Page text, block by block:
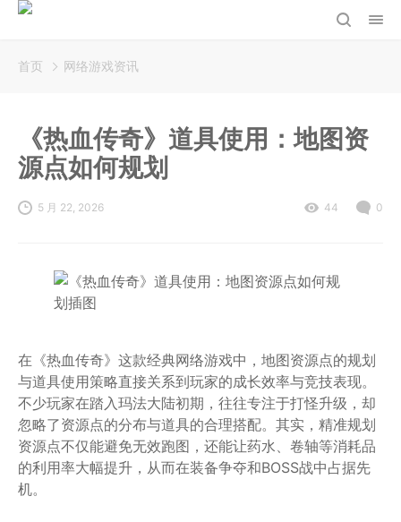
首页 网络游戏资讯
《热血传奇》道具使用：地图资
源点如何规划
5 月 22, 2026 44 0
在《热血传奇》这款经典网络游戏中，地图资源点的规划
与道具使用策略直接关系到玩家的成长效率与竞技表现。
不少玩家在踏入玛法大陆初期，往往专注于打怪升级，却
忽略了资源点的分布与道具的合理搭配。其实，精准规划
资源点不仅能避免无效跑图，还能让药水、卷轴等消耗品
的利用率大幅提升，从而在装备争夺和BOSS战中占据先
机。